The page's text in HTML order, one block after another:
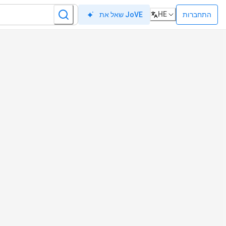
שאל את JoVE HE התחברות